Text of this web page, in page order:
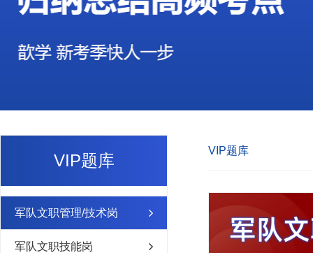
VIP题库
军队文职管理/技术岗
军队文职技能岗
VIP题库